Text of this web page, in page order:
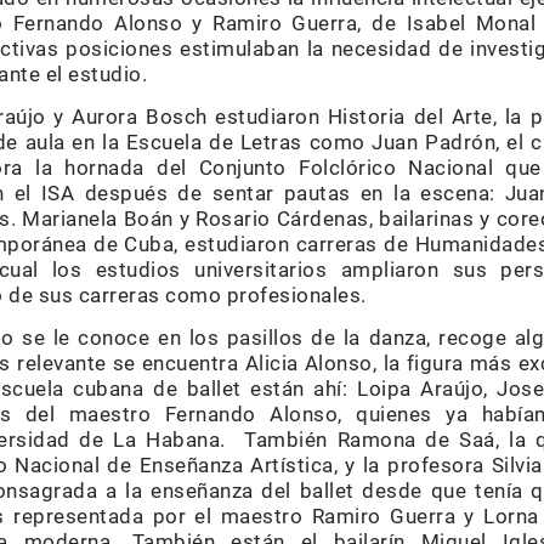
Alonso y Ramiro Guerra, de Isabel
posiciones estimulaban la necesidad de
el estudio.
y Aurora Bosch estudiaron Historia del Arte, la
aula en la Escuela de Letras como Juan Padrón, el
la hornada del Conjunto Folclórico Nacional
el ISA después de sentar pautas en la escena:
Marianela Boán y Rosario Cárdenas, bailarinas y
de Cuba, estudiaron carreras de
los estudios universitarios ampliaron sus
sus carreras como profesionales.
se le conoce en los pasillos de la danza, recoge
relevante se encuentra Alicia Alonso, la figura más
cubana de ballet están ahí: Loipa Araújo,
del maestro Fernando Alonso, quienes ya
de La Habana. También Ramona de Saá, la
Nacional de Enseñanza Artística, y la profesora
a la enseñanza del ballet desde que tenía
representada por el maestro Ramiro Guerra y